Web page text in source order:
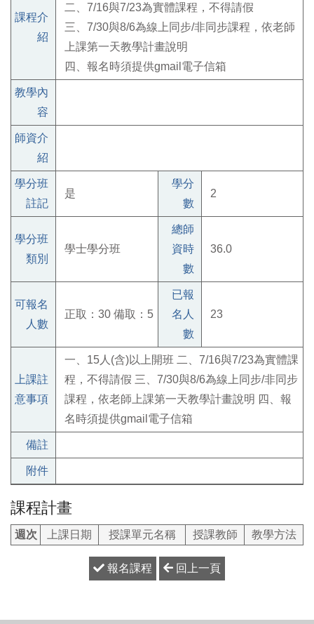
課程介
紹
二、7/16與7/23為實體課程，不得請假
三、7/30與8/6為線上同步/非同步課程，依老師
上課第一天教學計畫說明
四、報名時須提供gmail電子信箱
教學內
容
師資介
紹
學分班
註記
是
學分
數
2
學分班
類別
學士學分班
總師
資時
數
36.0
可報名
人數
正取：30 備取：5
已報
名人
數
23
上課註
意事項
一、15人(含)以上開班 二、7/16與7/23為實體課
程，不得請假 三、7/30與8/6為線上同步/非同步
課程，依老師上課第一天教學計畫說明 四、報
名時須提供gmail電子信箱
備註
附件
課程計畫
週次 上課日期 授課單元名稱 授課教師 教學方法
報名課程 回上一頁